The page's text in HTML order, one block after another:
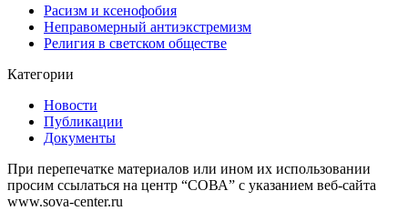
Расизм и ксенофобия
Неправомерный антиэкстремизм
Религия в светском обществе
Категории
Новости
Публикации
Документы
При перепечатке материалов или ином их использовании
просим ссылаться на центр “СОВА” с указанием веб-сайта
www.sova-center.ru